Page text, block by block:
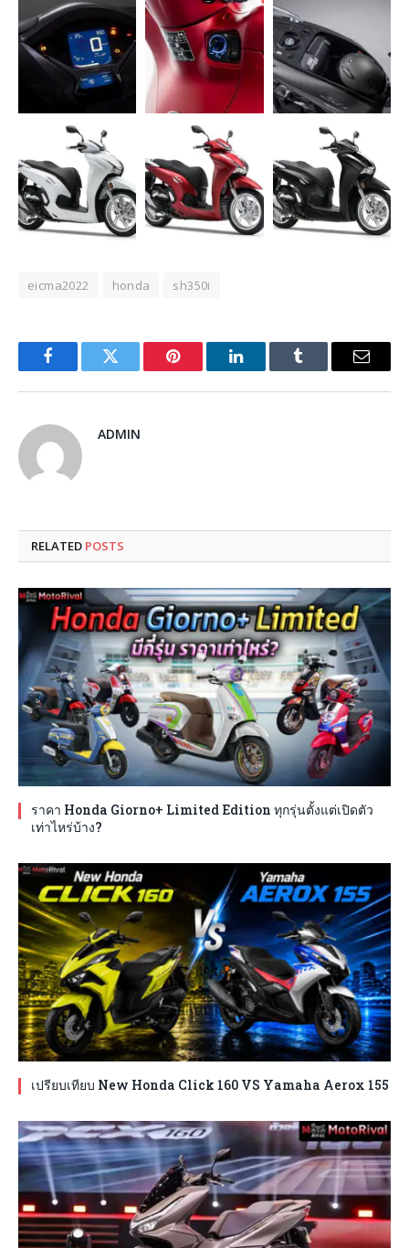
eicma2022 honda sh350i
FacebookTwitter Pinterest LinkedInTumblr Email
ADMIN
RELATED POSTS
ราคา Honda Giorno+ Limited Edition ทุกรุ่นตั้งแต่เปิดตัว
เท่าไหร่บ้าง?
เปรียบเทียบ New Honda Click 160 VS Yamaha Aerox 155